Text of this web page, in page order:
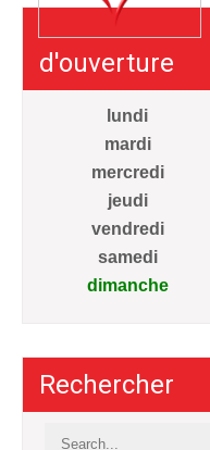
d'ouverture
lundi
mardi
mercredi
jeudi
vendredi
samedi
dimanche
Rechercher